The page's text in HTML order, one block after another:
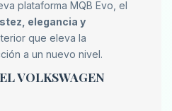
plataforma MQB Evo, el
elegancia y
que eleva la
a un nuevo nivel.
VOLKSWAGEN